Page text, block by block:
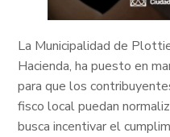
La Municipalidad de
Hacienda, ha puesto en
para que los
fisco local puedan
busca incentivar el